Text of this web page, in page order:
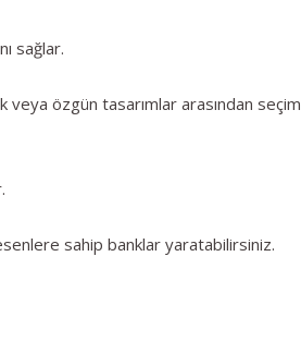
sağlar.
veya özgün tasarımlar arasından seçim
sahip banklar yaratabilirsiniz.